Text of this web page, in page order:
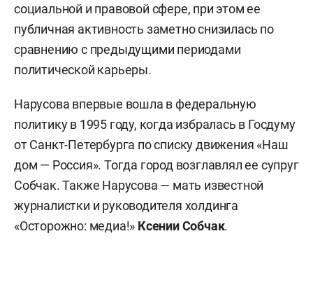
социальной и правовой сфере, при этом ее
публичная активность заметно снизилась по
сравнению с предыдущими периодами
политической карьеры.
Нарусова впервые вошла в федеральную
политику в 1995 году, когда избралась в Госдуму
от Санкт-Петербурга по списку движения «Наш
дом — Россия». Тогда город возглавлял ее супруг
Собчак. Также Нарусова — мать известной
журналистки и руководителя холдинга
«Осторожно: медиа!» Ксении Собчак.